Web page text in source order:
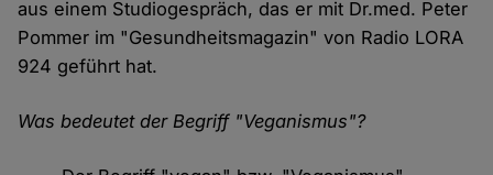
aus einem Studiogespräch, das er mit Dr.med. Peter
Pommer im "Gesundheitsmagazin" von Radio LORA
924 geführt hat.
Was bedeutet der Begriff "Veganismus"?